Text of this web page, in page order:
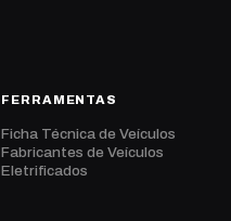
FERRAMENTAS
Ficha Técnica de Veículos
Fabricantes de Veículos
Eletrificados